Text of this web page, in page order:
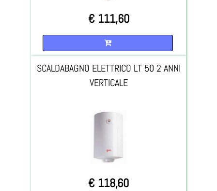
€ 111,60
SCALDABAGNO ELETTRICO LT 50 2 ANNI
VERTICALE
€ 118,60